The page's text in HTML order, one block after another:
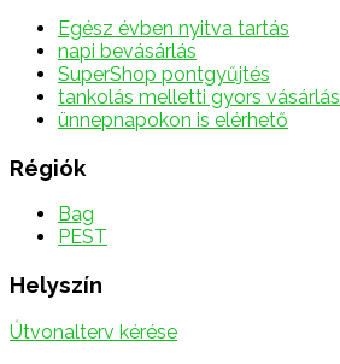
Egész évben nyitva tartás
napi bevásárlás
SuperShop pontgyűjtés
tankolás melletti gyors vásárlás
ünnepnapokon is elérhető
Régiók
Bag
PEST
Helyszín
Útvonalterv kérése